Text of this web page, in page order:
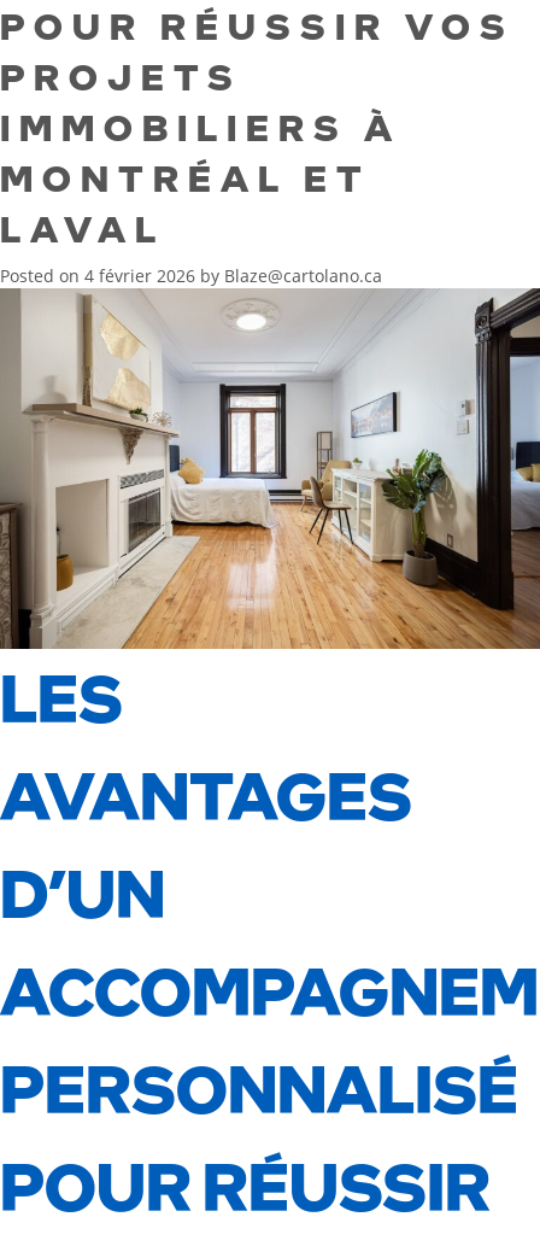
POUR RÉUSSIR VOS
PROJETS
IMMOBILIERS À
MONTRÉAL ET
LAVAL
Posted on 4 février 2026 by Blaze@cartolano.ca
LES
AVANTAGES
D’UN
PERSONNALISÉ
POUR RÉUSSIR